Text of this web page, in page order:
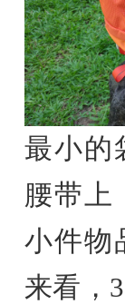
最小的
腰带上
小件物
来看，